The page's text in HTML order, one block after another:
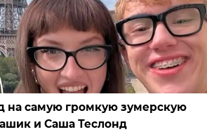
на самую громкую зумерскую
и Саша Теслонд